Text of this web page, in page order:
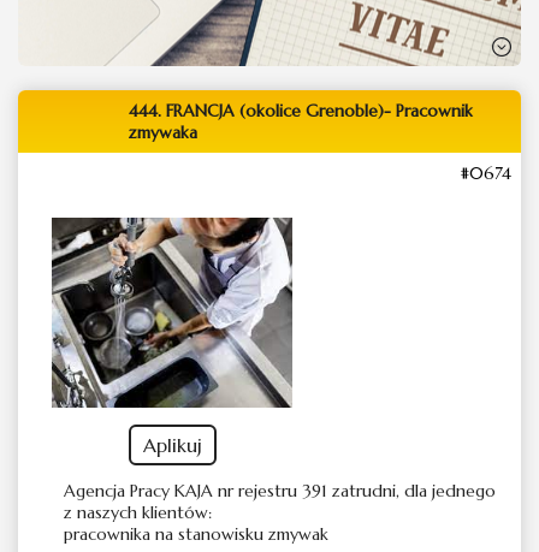
444. FRANCJA (okolice Grenoble)- Pracownik
zmywaka
#0674
Aplikuj
Agencja Pracy KAJA nr rejestru 391 zatrudni, dla jednego
z naszych klientów:
pracownika na stanowisku zmywak